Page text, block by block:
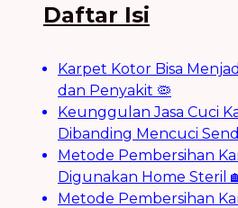
Daftar Isi
Karpet Kotor Bisa
dan Penyakit 🦠
Keunggulan Jasa Cuci
Dibanding Mencuci
Metode Pembersihan
Digunakan Home Steril
Metode Pembersihan